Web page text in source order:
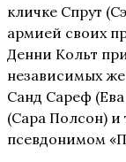
кличке Спрут
армией своих
Денни Кольт
независимых
Санд Сареф
(Сара Полсон)
псевдонимом